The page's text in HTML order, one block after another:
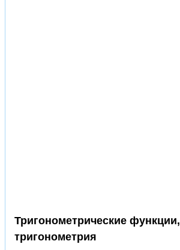
Тригонометрические функции,
тригонометрия